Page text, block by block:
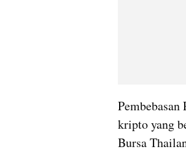
kripto yang
Bursa